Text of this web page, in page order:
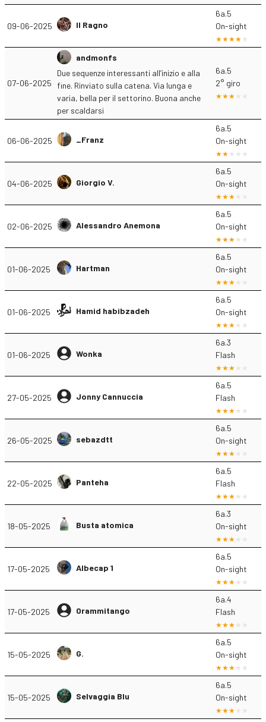
09-06-2025 Il Ragno
6a.5
On-sight
07-06-2025
andmonfs
Due sequenze interessanti all’inizio e alla
fine. Rinviato sulla catena. Via lunga e
varia, bella per il settorino. Buona anche
per scaldarsi
6a.5
2° giro
06-06-2025 _Franz
6a.5
On-sight
04-06-2025 Giorgio V.
6a.5
On-sight
02-06-2025 Alessandro Anemona
6a.5
On-sight
01-06-2025 Hartman
6a.5
On-sight
01-06-2025 Hamid habibzadeh
6a.5
On-sight
01-06-2025 Wonka
6a.3
Flash
27-05-2025 Jonny Cannuccia
6a.5
Flash
26-05-2025 sebazdtt
6a.5
On-sight
22-05-2025 Panteha
6a.5
Flash
18-05-2025 Busta atomica
6a.3
On-sight
17-05-2025 Albecap 1
6a.5
On-sight
17-05-2025 Orammitango
6a.4
Flash
15-05-2025 G.
6a.5
On-sight
15-05-2025 Selvaggia Blu
6a.5
On-sight